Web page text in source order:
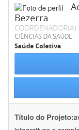
Bezerra
COORDENADOR(A)
CIÊNCIAS DA SAÚDE
Saúde Coletiva
Título do Projeto: